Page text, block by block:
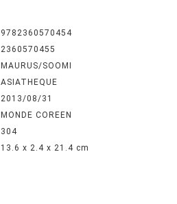
9782360570454
2360570455
MAURUS/SOOMI
ASIATHEQUE
2013/08/31
MONDE COREEN
304
13.6 x 2.4 x 21.4 cm